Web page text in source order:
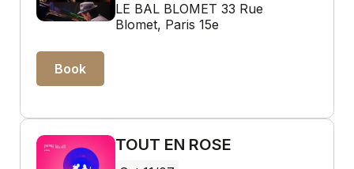
LE BAL BLOMET 33 Rue
Blomet, Paris 15e
Book
TOUT EN ROSE